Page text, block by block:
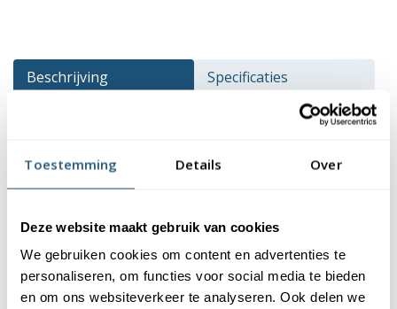
Toestemming Details Over
Deze website maakt gebruik van cookies
We gebruiken cookies om content en advertenties te
personaliseren, om functies voor social media te bieden
en om ons websiteverkeer te analyseren. Ook delen we
Beschrijving
Specificaties
Beschrijving
reclame. Het is de perfecte manier om jouw boodschap te
tonen aan voorbijgaand verkeer. De banner wordt dubbelzijdig
bedrukt en is dus aan beide zijden leesbaar. De lantaarnpaal
banier wordt geleverd inclusief alle ophanggarnituur.